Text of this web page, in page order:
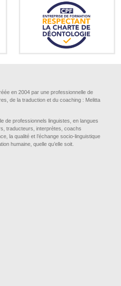
en 2004 par une professionnelle de
de la traduction et du coaching : Melitta
de professionnels linguistes, en langues
traducteurs, interprètes, coachs
la qualité et l’échange socio-linguistique
humaine, quelle qu’elle soit.